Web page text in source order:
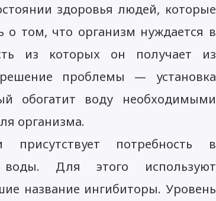
здоровья людей, которые
том, что организм нуждается в
из которых он получает из
проблемы — установка
обогатит воду необходимыми
организма.
потребность в
воды. Для этого используют
название ингибиторы. Уровень